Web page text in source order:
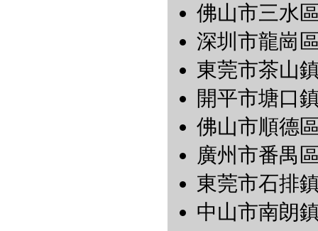
佛山市三水
深圳市龍崗
東莞市茶山
開平市塘口
佛山市順德
廣州市番禺
東莞市石排
中山市南朗